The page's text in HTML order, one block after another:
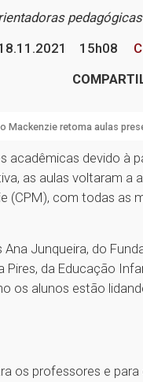
15h08
Mackenzie retoma aulas
acadêmicas devido à
as aulas voltaram a
(CPM), com todas as
Junqueira, do
da Educação
os alunos estão
os professores e para